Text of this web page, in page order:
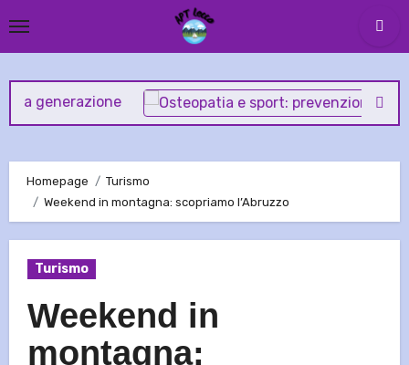
to
Homepage
Turismo
Weekend in montagna: scopriamo l’Abruzzo
Turismo
Weekend in
montagna: